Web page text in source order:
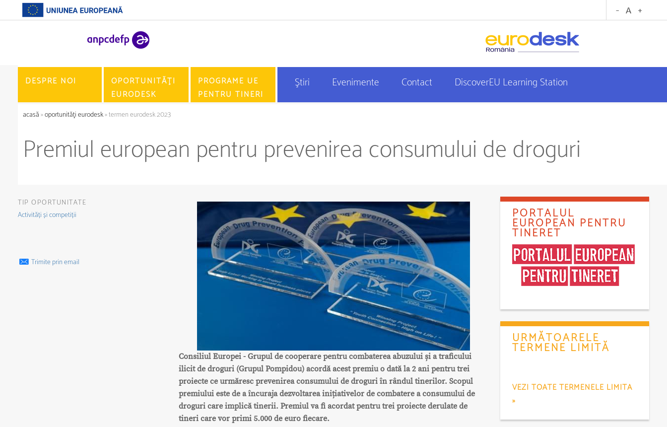
DESPRE NOI
OPORTUNITĂŢI
EURODESK
PROGRAME UE
PENTRU TINERI
Ştiri Evenimente Contact DiscoverEU Learning Station
acasă»oportunităţi eurodesk» termen eurodesk 2023
Premiul european pentru prevenirea consumului de droguri
TIP OPORTUNITATE
Activități și competiții
Trimite prin email
Consiliul Europei - Grupul de cooperare pentru combaterea abuzului și a traficului
ilicit de droguri (Grupul Pompidou) acordă acest premiu o dată la 2 ani pentru trei
proiecte ce urmăresc prevenirea consumului de droguri în rândul tinerilor. Scopul
premiului este de a încuraja dezvoltarea inițiativelor de combatere a consumului de
droguri care implică tinerii. Premiul va fi acordat pentru trei proiecte derulate de
tineri care vor primi 5.000 de euro fiecare.
PORTALUL
EUROPEAN PENTRU
TINERET
URMĂTOARELE
TERMENE LIMITĂ
VEZI TOATE TERMENELE LIMITA
»